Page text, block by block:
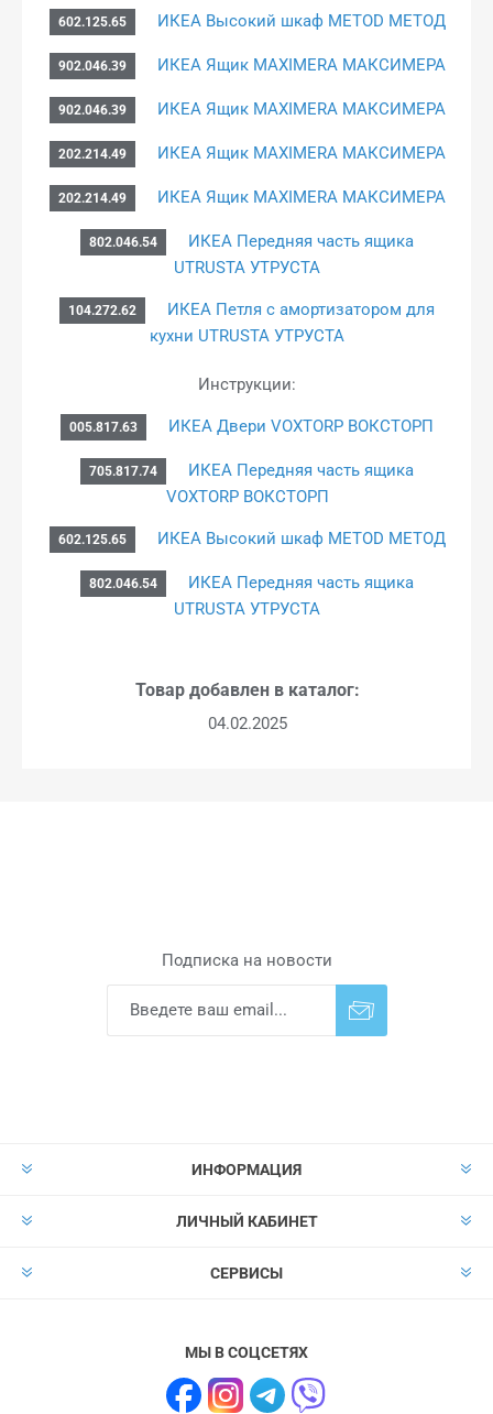
602.125.65 ИКЕА Высокий шкаф METOD МЕТОД
902.046.39 ИКЕА Ящик MAXIMERA МАКСИМЕРА
902.046.39 ИКЕА Ящик MAXIMERA МАКСИМЕРА
202.214.49 ИКЕА Ящик MAXIMERA МАКСИМЕРА
202.214.49 ИКЕА Ящик MAXIMERA МАКСИМЕРА
802.046.54
ИКЕА Передняя часть ящика
UTRUSTA УТРУСТА
104.272.62
ИКЕА Петля с амортизатором для
кухни UTRUSTA УТРУСТА
Инструкции:
005.817.63 ИКЕА Двери VOXTORP ВОКСТОРП
705.817.74
ИКЕА Передняя часть ящика
VOXTORP ВОКСТОРП
602.125.65 ИКЕА Высокий шкаф METOD МЕТОД
802.046.54
ИКЕА Передняя часть ящика
UTRUSTA УТРУСТА
Товар добавлен в каталог:
04.02.2025
Подписка на новости
ИНФОРМАЦИЯ
ЛИЧНЫЙ КАБИНЕТ
СЕРВИСЫ
МЫ В СОЦСЕТЯХ